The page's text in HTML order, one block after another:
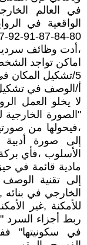
،أدت وظائف سردية
اماكن تواجد
5/تشكيل المكان في الرواية:
أ/الوصف في
لا يخلو العمل
"الصورة الخارجية
،فيحولها من
إلى صورة
الأسلوب ،فأي
إلى تقنية
الخارجي في بنائه
للأمكنة ,غير
ربط أجزاء السرد
في سكونيتها"